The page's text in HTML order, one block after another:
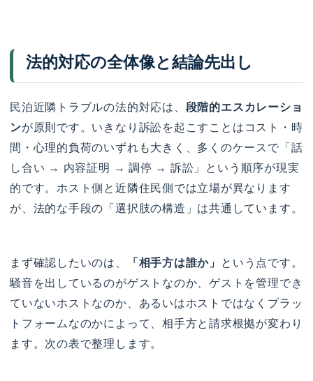
法的対応の全体像と結論先出し
民泊近隣トラブルの法的対応は、 段階的エスカレーショ
ンが原則です。いきなり訴訟を起こすことはコスト・時
間・心理的負荷のいずれも大きく、多くのケースで「話
し合い → 内容証明 → 調停 → 訴訟」という順序が現実
的です。ホスト側と近隣住民側では立場が異なります
が、法的な手段の「選択肢の構造」は共通しています。
まず確認したいのは、 「相手方は誰か」
という点です。
騒音を出しているのがゲストなのか、ゲストを管理でき
ていないホストなのか、あるいはホストではなくプラッ
トフォームなのかによって、相手方と請求根拠が変わり
ます。次の表で整理します。